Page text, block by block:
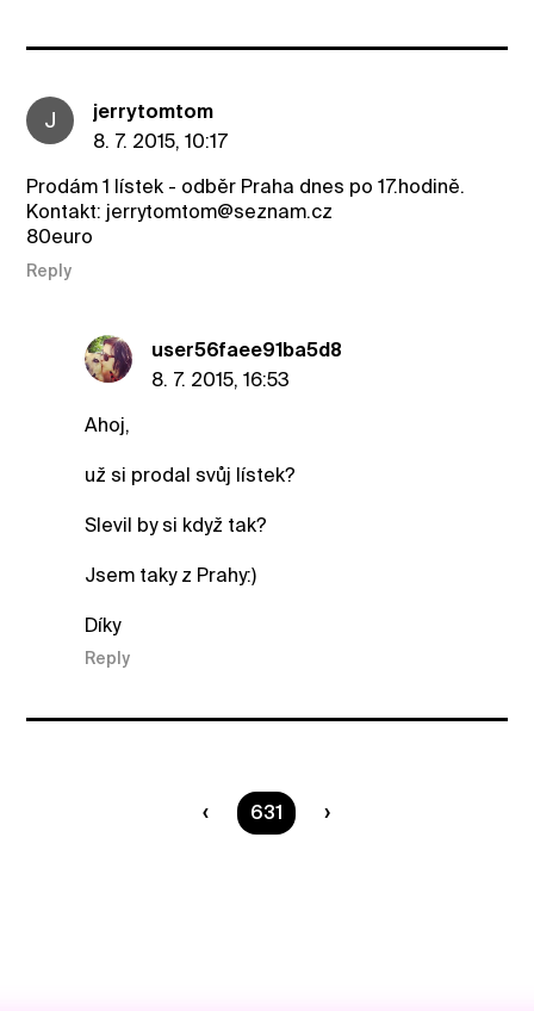
J
jerrytomtom
8. 7. 2015, 10:17
Prodám 1 lístek - odběr Praha dnes po 17.hodině.
Kontakt: jerrytomtom@seznam.cz
80euro
Reply
user56faee91ba5d8
8. 7. 2015, 16:53
Ahoj,
už si prodal svůj lístek?
Slevil by si když tak?
Jsem taky z Prahy:)
Díky
Reply
You are on page
631